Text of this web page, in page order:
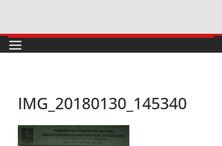
content
IMG_20180130_145340